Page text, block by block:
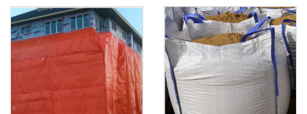
хашлагын дэлгэц,
гадаадын хаалга,
хашилга
ургамлын хамгаалалтын
нарангийн завслууд ба
шүвтэрсэн тор